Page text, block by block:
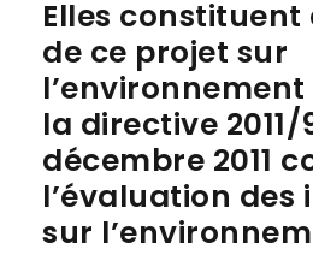
Elles constituent
de ce projet sur
la directive 2011/
décembre 2011
l’évaluation des
sur